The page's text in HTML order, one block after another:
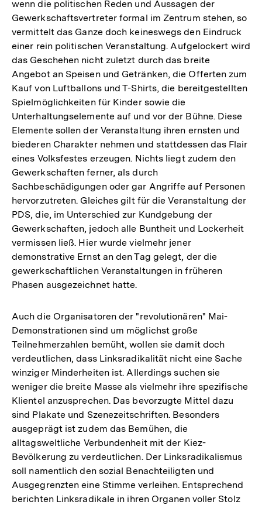
wenn die politischen Reden und Aussagen der
Gewerkschaftsvertreter formal im Zentrum stehen, so
vermittelt das Ganze doch keineswegs den Eindruck
einer rein politischen Veranstaltung. Aufgelockert wird
das Geschehen nicht zuletzt durch das breite
Angebot an Speisen und Getränken, die Offerten zum
Kauf von Luftballons und T-Shirts, die bereitgestellten
Spielmöglichkeiten für Kinder sowie die
Unterhaltungselemente auf und vor der Bühne. Diese
Elemente sollen der Veranstaltung ihren ernsten und
biederen Charakter nehmen und stattdessen das Flair
eines Volksfestes erzeugen. Nichts liegt zudem den
Gewerkschaften ferner, als durch
Sachbeschädigungen oder gar Angriffe auf Personen
hervorzutreten. Gleiches gilt für die Veranstaltung der
PDS, die, im Unterschied zur Kundgebung der
Gewerkschaften, jedoch alle Buntheit und Lockerheit
vermissen ließ. Hier wurde vielmehr jener
demonstrative Ernst an den Tag gelegt, der die
gewerkschaftlichen Veranstaltungen in früheren
Phasen ausgezeichnet hatte.
Auch die Organisatoren der "revolutionären" Mai-
Demonstrationen sind um möglichst große
Teilnehmerzahlen bemüht, wollen sie damit doch
verdeutlichen, dass Linksradikalität nicht eine Sache
winziger Minderheiten ist. Allerdings suchen sie
weniger die breite Masse als vielmehr ihre spezifische
Klientel anzusprechen. Das bevorzugte Mittel dazu
sind Plakate und Szenezeitschriften. Besonders
ausgeprägt ist zudem das Bemühen, die
alltagsweltliche Verbundenheit mit der Kiez-
Bevölkerung zu verdeutlichen. Der Linksradikalismus
soll namentlich den sozial Benachteiligten und
Ausgegrenzten eine Stimme verleihen. Entsprechend
berichten Linksradikale in ihren Organen voller Stolz